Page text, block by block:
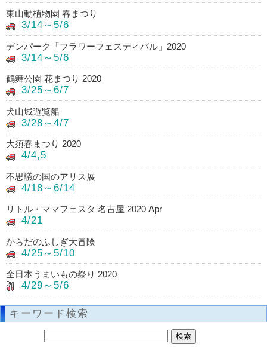
東山動植物園 春まつり
3/14～5/6
デンパーク「フラワーフェスティバル」2020
3/14～5/6
鶴舞公園 花まつり 2020
3/25～6/7
犬山城遊覧船
3/28～4/7
大須春まつり 2020
4/4,5
不思議の国のアリス展
4/18～6/14
リトル・ママフェスタ 名古屋 2020 Apr
4/21
からだのふしぎ大冒険
4/25～5/10
全日本うまいもの祭り 2020
4/29～5/6
キーワード検索